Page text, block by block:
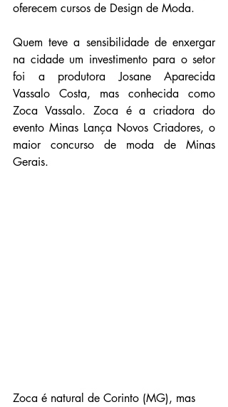
oferecem cursos de Design de Moda.
Quem teve a sensibilidade de enxergar
na cidade um investimento para o setor
foi a produtora Josane Aparecida
Vassalo Costa, mas conhecida como
Zoca Vassalo. Zoca é a criadora do
evento Minas Lança Novos Criadores, o
maior concurso de moda de Minas
Gerais.
Zoca é natural de Corinto (MG), mas